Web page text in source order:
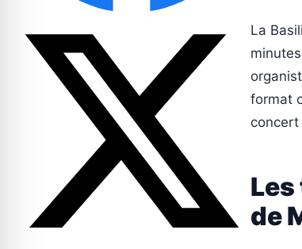
La
format
concert
de